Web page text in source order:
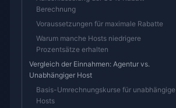
Berechnung
Voraussetzungen für maximale Rabatte
Warum manche Hosts niedrigere
Prozentsätze erhalten
Vergleich der Einnahmen: Agentur vs.
Unabhängiger Host
Basis-Umrechnungskurse für unabhängige
Hosts